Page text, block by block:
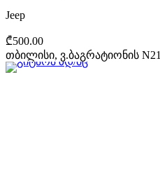
Jeep
₾500.00
თბილისი, ვ.ბაგრატიონის N21